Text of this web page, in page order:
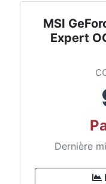
MSI
Expert
Dernière